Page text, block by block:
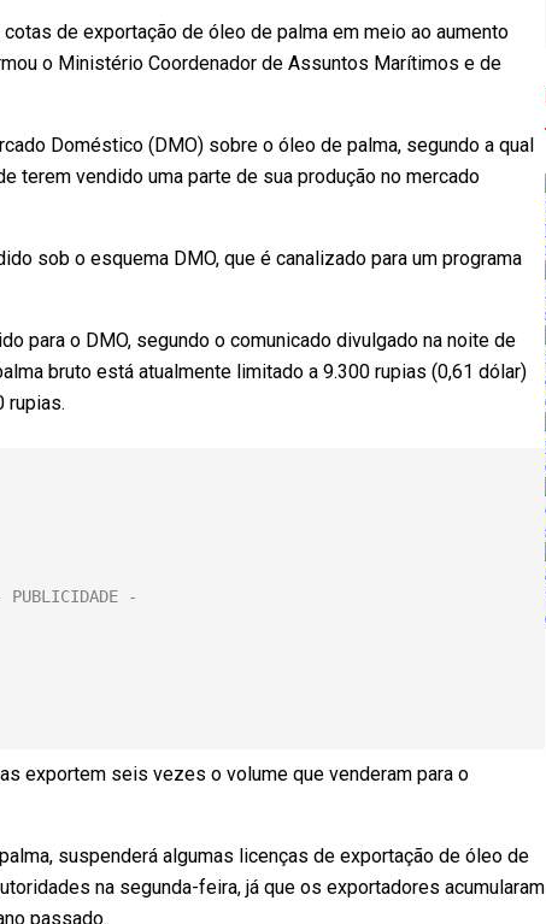
de exportação de óleo de palma em meio ao aumento
o Ministério Coordenador de Assuntos Marítimos e de
Doméstico (DMO) sobre o óleo de palma, segundo a qual
terem vendido uma parte de sua produção no mercado
sob o esquema DMO, que é canalizado para um programa
para o DMO, segundo o comunicado divulgado na noite de
bruto está atualmente limitado a 9.300 rupias (0,61 dólar)
rupias.
exportem seis vezes o volume que venderam para o
suspenderá algumas licenças de exportação de óleo de
na segunda-feira, já que os exportadores acumularam
passado.